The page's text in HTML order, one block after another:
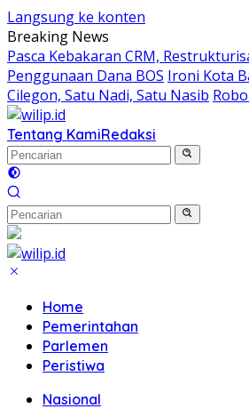
Langsung ke konten
Breaking News
Pasca Kebakaran CRM,
Penggunaan Dana BOS Ironi Kota
Cilegon, Satu Nadi, Satu Nasib
Tentang KamiRedaksi
Home
Pemerintahan
Parlemen
Peristiwa
Nasional